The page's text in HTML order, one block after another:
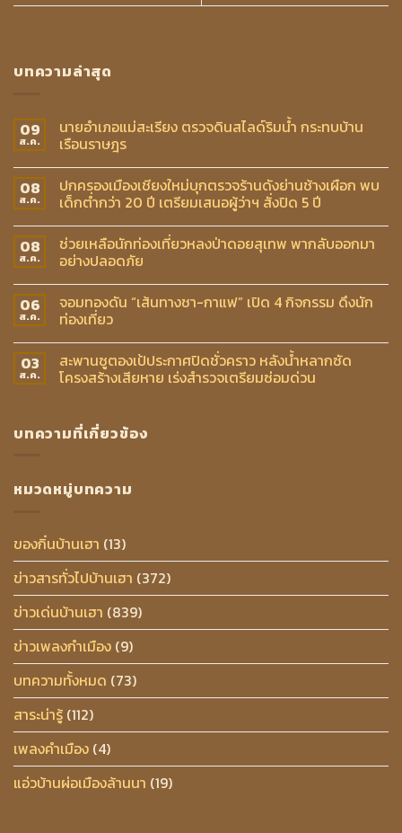
บทความล่าสุด
09
ส.ค.
นายอำเภอแม่สะเรียง ตรวจดินสไลด์ริมน้ำ กระทบบ้าน
เรือนราษฎร
08
ส.ค.
ปกครองเมืองเชียงใหม่บุกตรวจร้านดังย่านช้างเผือก พบ
เด็กต่ำกว่า 20 ปี เตรียมเสนอผู้ว่าฯ สั่งปิด 5 ปี
08
ส.ค.
ช่วยเหลือนักท่องเที่ยวหลงป่าดอยสุเทพ พากลับออกมา
อย่างปลอดภัย
06
ส.ค.
จอมทองดัน “เส้นทางชา-กาแฟ” เปิด 4 กิจกรรม ดึงนัก
ท่องเที่ยว
03
ส.ค.
สะพานซูตองเป้ประกาศปิดชั่วคราว หลังน้ำหลากซัด
โครงสร้างเสียหาย เร่งสำรวจเตรียมซ่อมด่วน
บทความที่เกี่ยวข้อง
หมวดหมู่บทความ
ของกิ๋นบ้านเฮา (13)
ข่าวสารทั่วไปบ้านเฮา (372)
ข่าวเด่นบ้านเฮา (839)
ข่าวเพลงกำเมือง (9)
บทความทั้งหมด (73)
สาระน่ารู้ (112)
เพลงคำเมือง (4)
แอ่วบ้านผ่อเมืองล้านนา (19)